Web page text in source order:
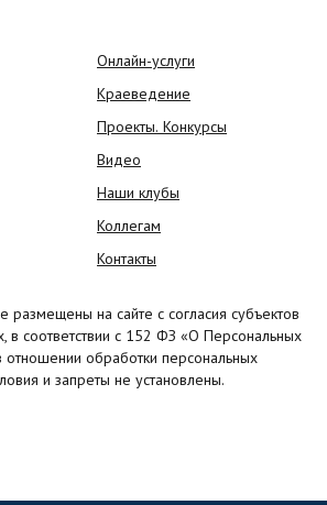
Онлайн-услуги
Краеведение
Проекты. Конкурсы
Видео
Наши клубы
Коллегам
Контакты
на сайте с согласия субъектов
в соответствии с 152 ФЗ «О Персональных
отношении обработки персональных
и запреты не установлены.